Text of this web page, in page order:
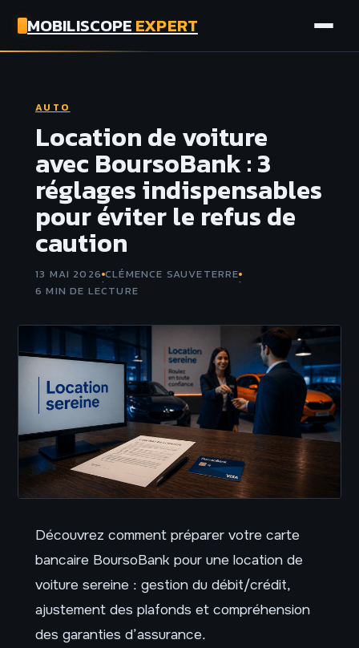
MOBILISCOPEEXPERT
ASSURANCE
AUTO
Location de voiture
avec BoursoBank : 3
réglages indispensables
pour éviter le refus de
caution
13 MAI 2026·CLÉMENCE SAUVETERRE·
6 MIN DE LECTURE
Découvrez comment préparer votre carte
bancaire BoursoBank pour une location de
voiture sereine : gestion du débit/crédit,
ajustement des plafonds et compréhension
des garanties d’assurance.